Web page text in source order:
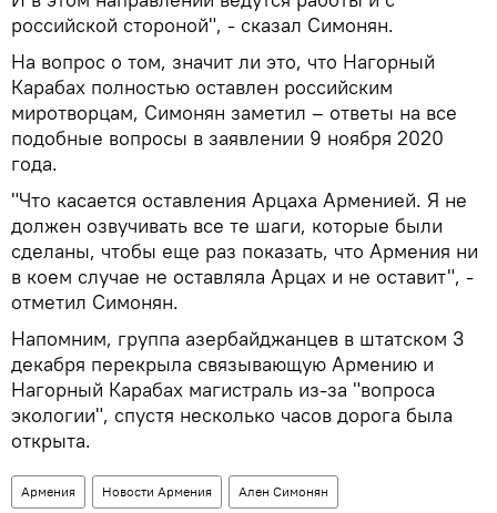
российской стороной", - сказал Симонян.
На вопрос о том, значит ли это, что Нагорный
Карабах полностью оставлен российским
миротворцам, Симонян заметил – ответы на все
подобные вопросы в заявлении 9 ноября 2020
года.
"Что касается оставления Арцаха Арменией. Я не
должен озвучивать все те шаги, которые были
сделаны, чтобы еще раз показать, что Армения ни
в коем случае не оставляла Арцах и не оставит", -
отметил Симонян.
Напомним, группа азербайджанцев в штатском 3
декабря перекрыла связывающую Армению и
Нагорный Карабах магистраль из-за "вопроса
экологии", спустя несколько часов дорога была
открыта.
Армения Новости Армения Ален Симонян